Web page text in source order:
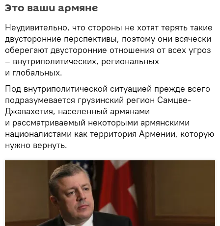
Это ваши армяне
Неудивительно, что стороны не хотят терять такие
двусторонние перспективы, поэтому они всячески
оберегают двусторонние отношения от всех угроз
– внутриполитических, региональных
и глобальных.
Под внутриполитической ситуацией прежде всего
подразумевается грузинский регион Самцве-
Джавахетия, населенный армянами
и рассматриваемый некоторыми армянскими
националистами как территория Армении, которую
нужно вернуть.